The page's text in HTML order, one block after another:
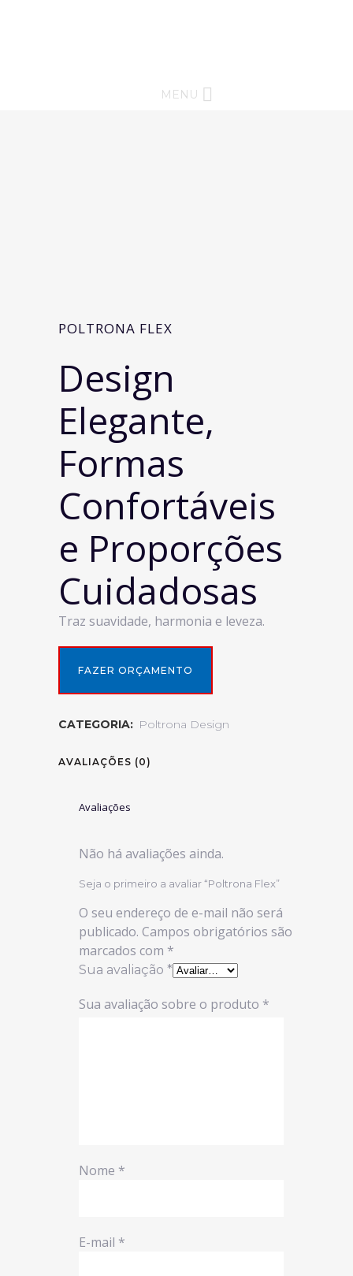
MENU
POLTRONA FLEX
Design
Elegante,
Formas
Confortáveis
e Proporções
Cuidadosas
Traz suavidade, harmonia e leveza.
FAZER ORÇAMENTO
CATEGORIA: Poltrona Design
AVALIAÇÕES (0)
Avaliações
Não há avaliações ainda.
Seja o primeiro a avaliar “Poltrona Flex”
O seu endereço de e-mail não será
publicado. Campos obrigatórios são
marcados com *
Sua avaliação *
Sua avaliação sobre o produto *
Nome *
E-mail *